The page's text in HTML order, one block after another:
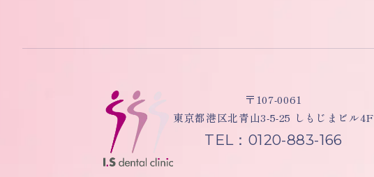
〒107-0061
東京都港区北青山3-5-25 しもじまビル4F
TEL：0120-883-166